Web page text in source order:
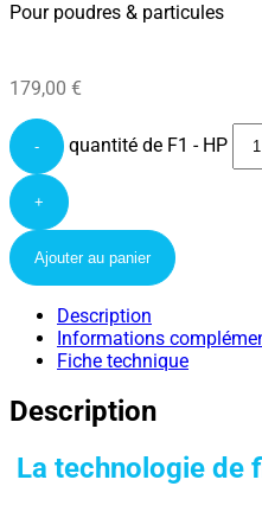
Pour poudres & particules
179,00 €
- quantité de F1 - HP
+
Ajouter au panier
Description
Informations
Fiche technique
Description
La technologie de